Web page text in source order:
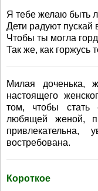
Я тебе желаю быть
Дети радуют пускай
Чтобы ты могла
Так же, как горжусь
Милая доченька,
настоящего
том, чтобы стать
любящей женой,
востребована.
Короткое